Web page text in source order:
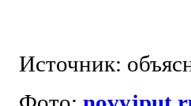
Источник: